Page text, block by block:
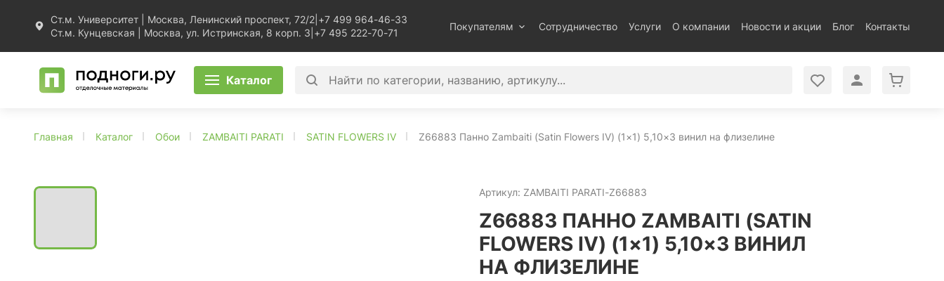
Ст.м. Университет | Москва, Ленинский проспект, 72/2 +7 499 964-46-33
Ст.м. Кунцевская | Москва, ул. Истринская, 8 корп. 3 +7 495 222-70-71
Покупателям Сотрудничество Услуги О компании Новости и акции Блог Контакты
Каталог
Главная Каталог Обои ZAMBAITI PARATI SATIN FLOWERS IV Z66883 Панно Zambaiti (Satin Flowers IV) (1×1) 5,10×3 винил на флизелине
Артикул: ZAMBAITI PARATI-Z66883
Z66883 ПАННО ZAMBAITI (SATIN
FLOWERS IV) (1×1) 5,10×3 ВИНИЛ
НА ФЛИЗЕЛИНЕ